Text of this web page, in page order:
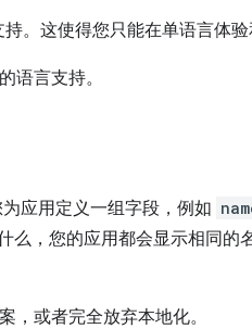
。这使得您只能在单语言体验
语言支持。
应用定义一组字段，例如
么，您的应用都会显示相同的
，或者完全放弃本地化。